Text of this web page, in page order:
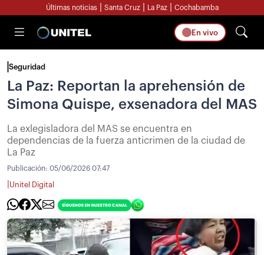
Últimas noticias Santa Cruz La Paz Cochabamba
En vivo
Seguridad
La Paz: Reportan la aprehensión de
Simona Quispe, exsenadora del MAS
La exlegisladora del MAS se encuentra en
dependencias de la fuerza anticrimen de la ciudad de
La Paz
Publicación: 05/06/2026 07:47
Unitel Digital